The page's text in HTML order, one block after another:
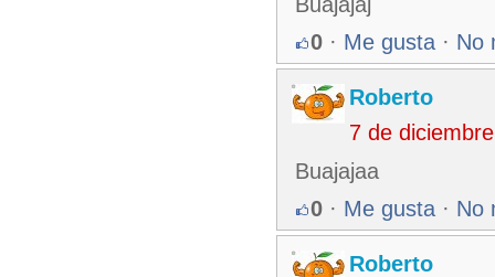
0 · Me gusta · No
Roberto
7 de
Buajajaa
0 · Me gusta · No
Roberto